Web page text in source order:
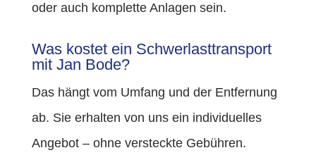
oder auch komplette Anlagen sein.
Was kostet ein Schwerlasttransport
mit Jan Bode?
Das hängt vom Umfang und der Entfernung
ab. Sie erhalten von uns ein individuelles
Angebot – ohne versteckte Gebühren.